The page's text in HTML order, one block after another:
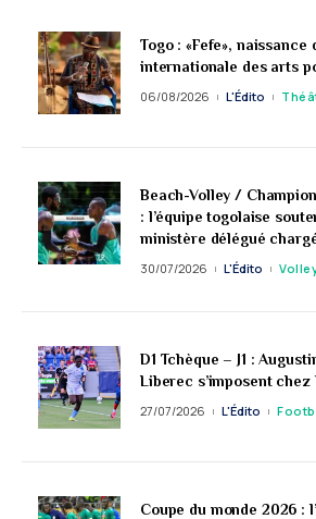
Togo : «Fefe», naissance
internationale des arts
06/08/2026 L'Édito
Beach-Volley /
: l’équipe togolaise
ministère délégué
30/07/2026 L'Édito
D1 Tchèque – J1 :
Liberec s’imposent
27/07/2026 L'Édito
Coupe du monde 2026 :